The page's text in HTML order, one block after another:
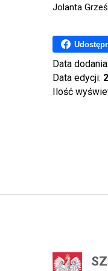
Jolanta
Data dodania:
Data edycji:
Ilość